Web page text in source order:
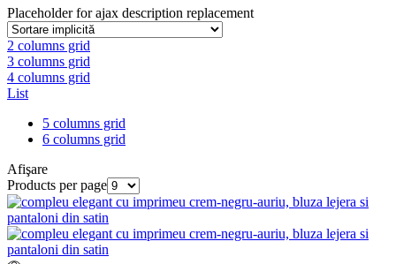
Placeholder for ajax description replacement
2 columns grid
3 columns grid
4 columns grid
List
5 columns grid
6 columns grid
Afişare
Products per page